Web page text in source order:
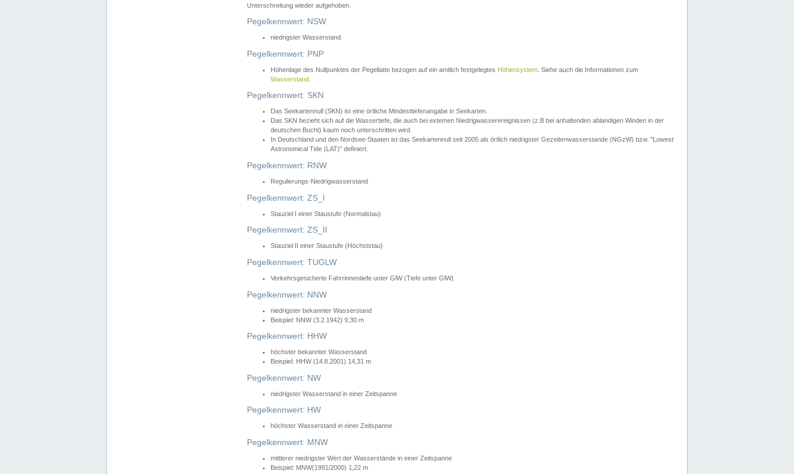
Unterschreitung wieder aufgehoben.
Pegelkennwert: NSW
niedrigster Wasserstand
Pegelkennwert: PNP
Höhenlage des Nullpunktes der Pegellatte bezogen auf ein amtlich festgelegtes Höhensystem . Siehe auch die Informationen zum
Wasserstand
Pegelkennwert: SKN
Das Seekartennull (SKN) ist eine örtliche Mindesttiefenangabe in Seekarten.
Das SKN bezieht sich auf die Wassertiefe, die auch bei extemen Niedrigwasserereignissen (z.B bei anhaltenden ablandigen Winden in der
deutschen Bucht) kaum noch unterschritten wird.
In Deutschland und den Nordsee-Staaten ist das Seekartennull seit 2005 als örtlich niedrigster Gezeitenwasserstande (NGzW) bzw. "Lowest
Astronomical Tide (LAT)" definiert.
Pegelkennwert: RNW
Regulierungs-Niedrigwasserstand
Pegelkennwert: ZS_I
Stauziel I einer Staustufe (Normalstau)
Pegelkennwert: ZS_II
Stauziel II einer Staustufe (Höchststau)
Pegelkennwert: TUGLW
Verkehrsgesicherte Fahrrinnentiefe unter GlW (Tiefe unter GlW)
Pegelkennwert: NNW
niedrigster bekannter Wasserstand
Beispiel: NNW (3.2.1942) 9,30 m
Pegelkennwert: HHW
höchster bekannter Wasserstand
Beispiel: HHW (14.8.2001) 14,31 m
Pegelkennwert: NW
niedrigster Wasserstand in einer Zeitspanne
Pegelkennwert: HW
höchster Wasserstand in einer Zeitspanne
Pegelkennwert: MNW
mittlerer niedrigster Wert der Wasserstände in einer Zeitspanne
Beispiel: MNW(1991/2000) 1,22 m